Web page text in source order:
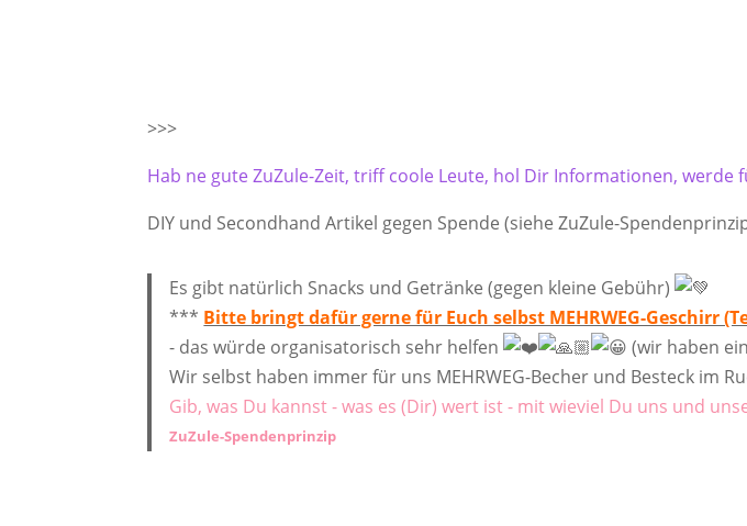
>>>
Hab ne gute ZuZule-Zeit, triff coole Leute, hol Dir Informationen,
DIY und Secondhand Artikel gegen Spende (siehe ZuZule-
Es gibt natürlich Snacks und Getränke (gegen kleine Gebühr)
*** Bitte bringt dafür gerne für Euch selbst MEHRWEG-Geschirr
- das würde organisatorisch sehr helfen
(wir haben
Wir selbst haben immer für uns MEHRWEG-Becher und Besteck im
Gib, was Du kannst - was es (Dir) wert ist - mit wieviel Du uns und
ZuZule-Spendenprinzip